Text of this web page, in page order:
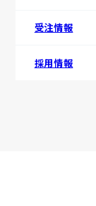
受注情報
採用情報